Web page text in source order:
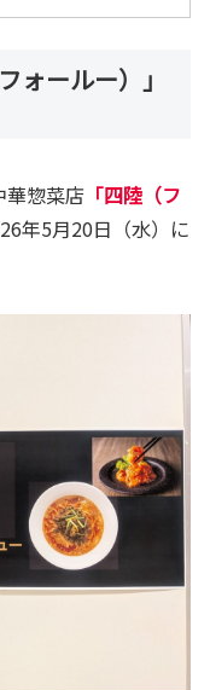
ォールー）」
惣菜店 「四陸（フ
年5月20日（水）に